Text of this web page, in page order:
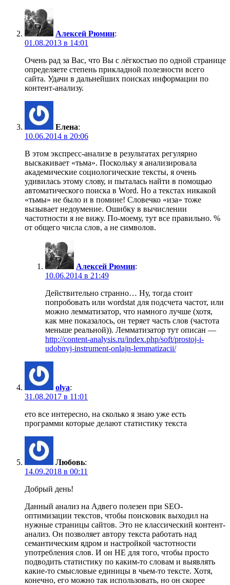
Алексей Рюмин:
01.08.2013 в 14:01
Очень рад за Вас, что Вы с лёгкостью по одной странице
определяете степень прикладной полезности всего
сайта. Удачи в дальнейших поисках информации по
контент-анализу.
Елена:
10.06.2014 в 20:06
В этом экспресс-анализе в результатах регулярно
выскакивает «тьма». Поскольку я анализировала
академические социологические тексты, я очень
удивилась этому слову, и пыталась найти в помощью
автоматического поиска в Word. Но а текстах никакой
«тьмы» не было и в помине! Словечко «иза» тоже
вызывает недоумение. Ошибку в вычислении
частотности я не вижу. По-моему, тут все правильно. %
от общего числа слов, а не символов.
Алексей Рюмин:
10.06.2014 в 21:49
Действительно странно… Ну, тогда стоит
попробовать или wordstat для подсчета частот, или
можно лемматизатор, что намного лучше (хотя,
как мне показалось, он теряет часть слов (частота
меньше реальной)). Лемматизатор тут описан —
http://content-analysis.ru/index.php/soft/prostoj-i-
udobnyj-instrument-onlajn-lemmatizacii/
olya:
31.08.2017 в 11:01
ето все интересно, на сколько я знаю уже есть
программи которые делают статистику текста
Любовь:
14.09.2018 в 00:11
Добрый день!
Данный анализ на Адвего полезен при SEO-
оптимизации текстов, чтобы поисковик выходил на
нужные страницы сайтов. Это не классический контент-
анализ. Он позволяет автору текста работать над
семантическим ядром и настройкой частотности
употребления слов. И он НЕ для того, чтобы просто
подводить статистику по каким-то словам и выявлять
какие-то смысловые единицы в чьем-то тексте. Хотя,
конечно, его можно так использовать, но он скорее